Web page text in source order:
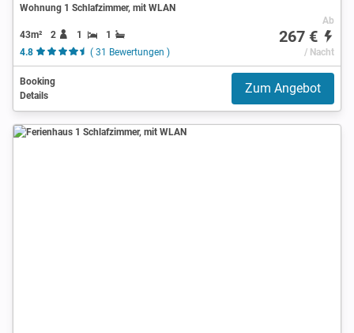
Wohnung 1 Schlafzimmer, mit WLAN
43m² 2 1
1
4.8
( 31 Bewertungen )
Ab
267 €
/ Nacht
Booking
Details
Zum Angebot